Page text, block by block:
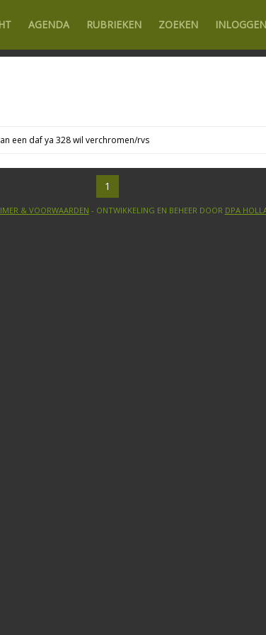
AGENDA RUBRIEKEN ZOEKEN INLOGGEN
een daf ya 328 wil verchromen/rvs
1
& VOORWAARDEN - ONTWIKKELING EN BEHEER DOOR DPA